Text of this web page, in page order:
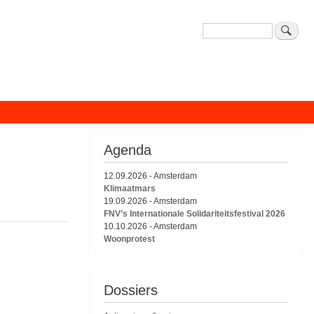
Zoeken
Agenda
12.09.2026 -Amsterdam
Klimaatmars
19.09.2026 -Amsterdam
FNV’s Internationale Solidariteitsfestival 2026
10.10.2026 -Amsterdam
Woonprotest
Dossiers